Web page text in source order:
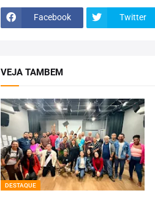
Facebook Twitter
VEJA TAMBEM
DESTAQUE